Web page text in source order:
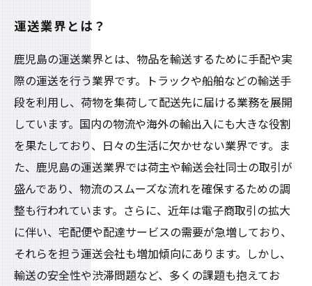
運送業界とは？
鹿児島の運送業界とは、物品を輸送するために手配や実
際の運送を行う業界です。トラックや船舶などの輸送手
段を利用し、荷物を集荷して配送先に届ける業務を展開
しています。国内の物流や海外の輸出入にも大きな役割
を果たしており、日々の生活に欠かせない業界です。ま
た、鹿児島の運送業界では荷主や輸送会社同士の取引が
盛んであり、物流のスムーズな流れを確保するための調
整も行われています。さらに、近年は電子商取引の拡大
に伴い、宅配便や配達サービスの需要が急増しており、
それらを担う運送会社も増加傾向にあります。しかし、
輸送の安全性や渋滞問題など、多くの課題も抱えてお